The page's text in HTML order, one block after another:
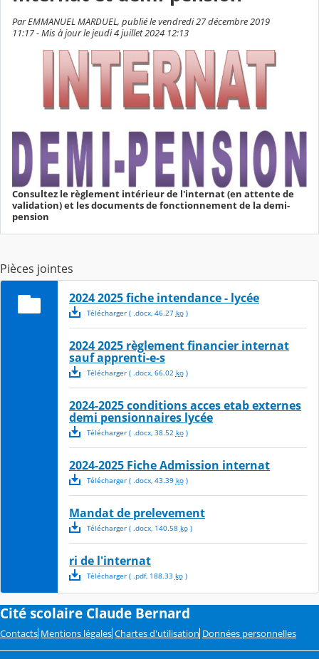
Par EMMANUEL MARDUEL, publié le vendredi 27 décembre 2019
11:17 - Mis à jour le jeudi 4 juillet 2024 12:13
Consultez le règlement intérieur de l'internat (en attente de
validation) et les documents de fonctionnement de la demi-
pension
Pièces jointes
2024 2025 fiche intendance - lycée
Télécharger( .docx, 46.27 ko)
2024 2025 règlement financier internat
sauf apprenti-e-s
Télécharger( .docx, 66.02 ko)
2024-2025 conditions acces etab externes
demi pensionnaires lycée
Télécharger( .docx, 38.52 ko)
2024-2025 Fiche Admission internat
Télécharger( .docx, 43.39 ko)
Mandat de prelevement
Télécharger( .docx, 140.58 ko)
ri de l'internat
Télécharger( .pdf, 188.33 ko)
Cité scolaire Claude Bernard
Contacts Mentions légales Chartes d'utilisation Données personnelles